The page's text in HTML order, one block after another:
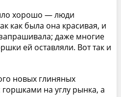
хорошо — люди
как была она красивая, и
даже многие
ей оставляли. Вот так и
новых глиняных
на углу рынка, а